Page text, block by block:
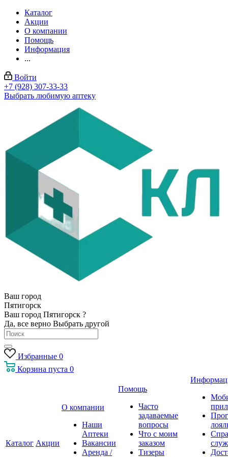
Каталог
Акции
О компании
Помощь
Информация
...
Войти
+7 (928) 307-33-33
Выбрать любимую аптеку
Ваш город
Пятигорск
Ваш город Пятигорск ?
Да, все верно Выбрать другой
Избранные 0
Корзина пуста 0
Каталог Акции
О компании
Наши
Аптеки
Вакансии
Аренда /
Помощь
Часто
задаваемые
вопросы
Что с моим
заказом
Тизеры